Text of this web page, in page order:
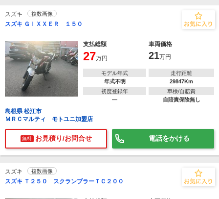
スズキ 複数画像
スズキ ＧＩＸＸＥＲ １５０
支払総額 車両価格
27万円 21万円
モデル年式
年式不明
走行距離
29847Km
初度登録年
―
車検/自賠責
自賠責保険無し
島根県 松江市
ＭＲＣマルティ モトユニ加盟店
無料 お見積り/お問合せ 電話をかける
スズキ 複数画像
スズキ Ｔ２５０ スクランブラーＴＣ２００